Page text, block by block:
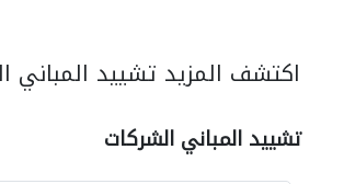
اكتشف المزيد تشييد المباني
تشييد المباني الشركات